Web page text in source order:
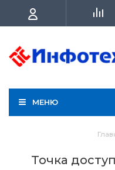
МЕНЮ
Точка